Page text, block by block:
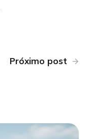
Próximo post